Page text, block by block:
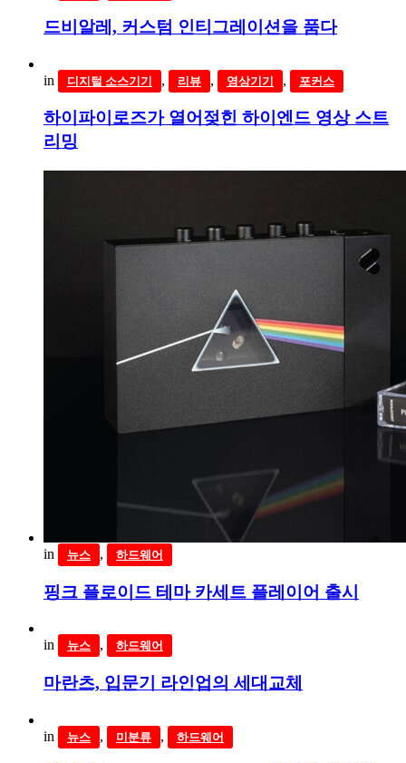
드비알레, 커스텀 인티그레이션을 품다
in 디지털 소스기기 , 리뷰 , 영상기기 , 포커스
하이파이로즈가 열어젖힌 하이엔드 영상 스트
리밍
in 뉴스 , 하드웨어
핑크 플로이드 테마 카세트 플레이어 출시
in 뉴스 , 하드웨어
마란츠, 입문기 라인업의 세대교체
in 뉴스 , 미분류 , 하드웨어